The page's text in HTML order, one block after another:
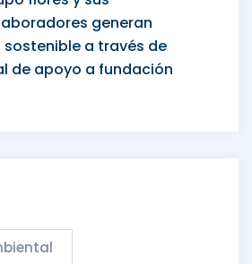
generan
a través de
de apoyo a fundación